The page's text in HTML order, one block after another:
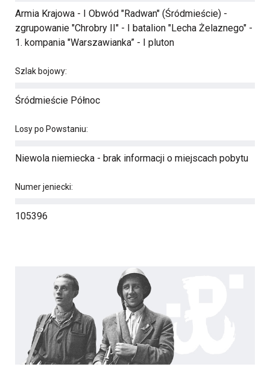
Armia Krajowa - I Obwód "Radwan" (Śródmieście) -
zgrupowanie "Chrobry II" - I batalion "Lecha Żelaznego" -
1. kompania "Warszawianka” - I pluton
Szlak bojowy:
Śródmieście Północ
Losy po Powstaniu:
Niewola niemiecka - brak informacji o miejscach pobytu
Numer jeniecki:
105396